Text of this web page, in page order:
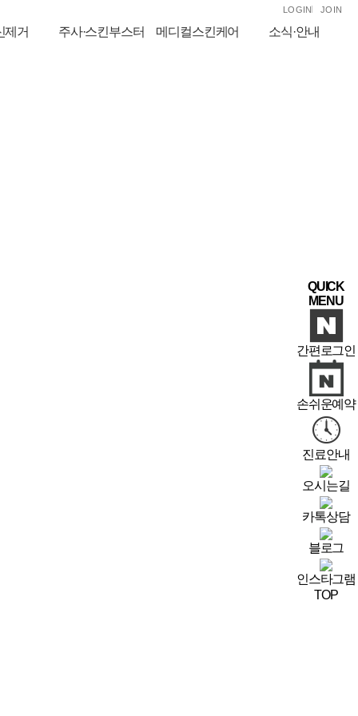
제거 주사·스킨부스터 메디컬스킨케어 소식·안내
LOGIN JOIN
QUICK
MENU
간편로그인
손쉬운예약
진료안내
오시는길
카톡상담
블로그
인스타그램
TOP